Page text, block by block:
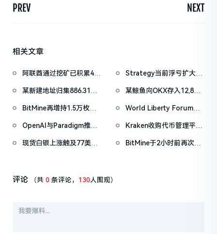
PREV NEXT
相关文章
阿联酋通过挖矿已积累4.5
Strategy当前浮亏扩大至
某新建地址归集886.31枚
售
某鲸鱼向OKX存入12,840
BitMine再增持1.5万枚
World Liberty Forum开
Trump称加密仍处「起跑
线」
OpenAI与Paradigm推出
Agent在智能合约安全中
Kraken收购代币管理平台
版图
现货白银上涨触及77美元/
BitMine于2小时前再次增
评论 （共0 条评论， 130人围观）